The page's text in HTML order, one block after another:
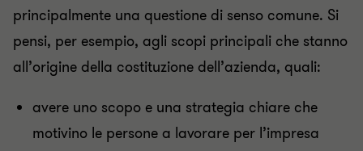
principalmente una questione di senso comune. Si
pensi, per esempio, agli scopi principali che stanno
all’origine della costituzione dell’azienda, quali:
avere uno scopo e una strategia chiare che
motivino le persone a lavorare per l’impresa